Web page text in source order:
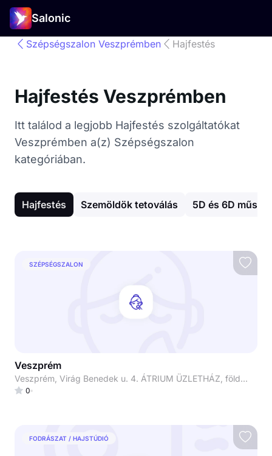
Salonic
Szépségszalon Veszprémben Hajfestés
Hajfestés Veszprémben
Itt találod a legjobb Hajfestés szolgáltatókat
Veszprémben a(z) Szépségszalon
kategóriában.
Hajfestés Szemöldök tetoválás 5D és 6D
SZÉPSÉGSZALON
Veszprém
Veszprém, Virág Benedek u. 4. ÁTRIUM ÜZLETHÁZ, földszint
0
FODRÁSZAT / HAJSTÚDIÓ